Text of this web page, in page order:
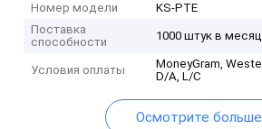
Номер модели
KS-PTE
Поставка
способности
1000 штук в месяц
Условия оплаты
MoneyGram,
D/A, L/C
Осмотрите больше